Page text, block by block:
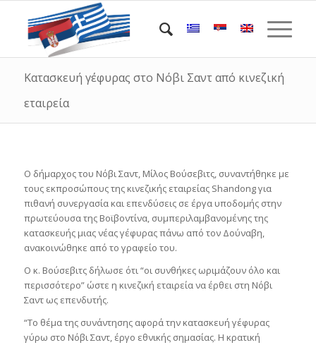
Κατασκευή γέφυρας στο Νόβι Σαντ από κινεζική
εταιρεία
Ο δήμαρχος του Νόβι Σαντ, Μίλος Βούσεβιτς, συναντήθηκε με
τους εκπροσώπους της κινεζικής εταιρείας Shandong για
πιθανή συνεργασία και επενδύσεις σε έργα υποδομής στην
πρωτεύουσα της Βοϊβοντίνα, συμπεριλαμβανομένης της
κατασκευής μιας νέας γέφυρας πάνω από τον Δούναβη,
ανακοινώθηκε από το γραφείο του.
Ο κ. Βούσεβιτς δήλωσε ότι “οι συνθήκες ωριμάζουν όλο και
περισσότερο” ώστε η κινεζική εταιρεία να έρθει στη Νόβι
Σαντ ως επενδυτής.
“Το θέμα της συνάντησης αφορά την κατασκευή γέφυρας
γύρω στο Νόβι Σαντ, έργο εθνικής σημασίας. Η κρατική